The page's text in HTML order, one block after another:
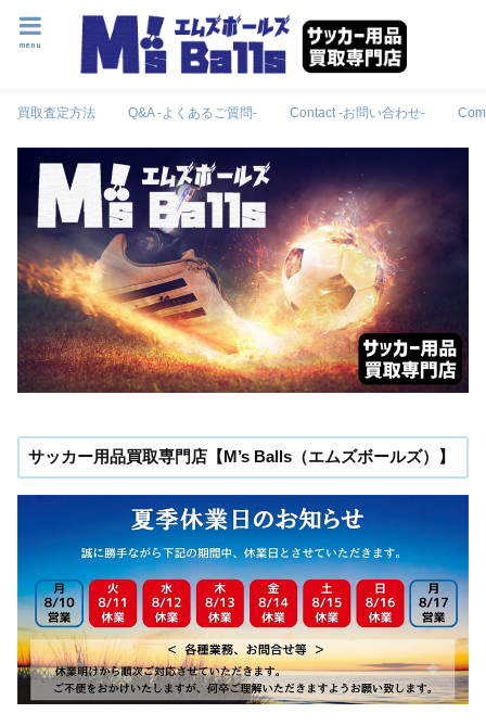
menu
買取査定方法 Q&A -よくあるご質問- Contact -お問い合わせ-
サッカー用品買取専門店【M’s Balls（エムズボールズ）】